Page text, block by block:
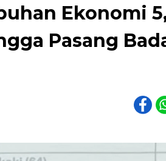
Ekonomi
Pasang